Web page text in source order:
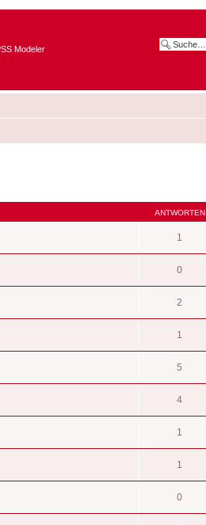
Modeler
ANTWORTEN
1
0
2
1
5
4
1
1
0